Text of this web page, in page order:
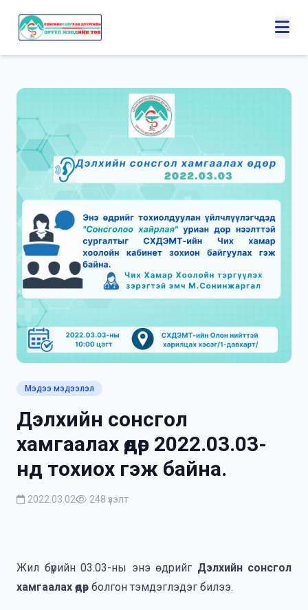
Мэдээ мэдээлэл
Дэлхийн сонсгол
хамгаалах өдөр 2022.03.03-
нд тохиох гэж байна.
2022.03.02 248 үзэлт
Жил бүрийн 03.03-ны энэ өдрийг Дэлхийн сонсгол
хамгаалах өдөр болгон тэмдэглэдэг билээ.